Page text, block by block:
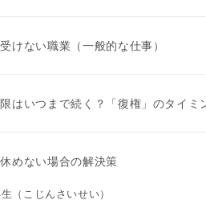
けない職業（一般的な仕事）
はいつまで続く？「復権」のタイミ
めない場合の解決策
（こじんさいせい）